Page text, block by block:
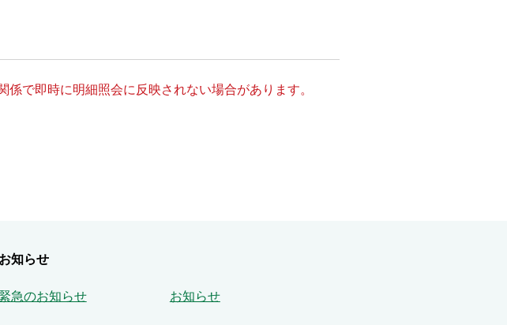
で即時に明細照会に反映されない場合があります。
お知らせ
緊急のお知らせ お知らせ